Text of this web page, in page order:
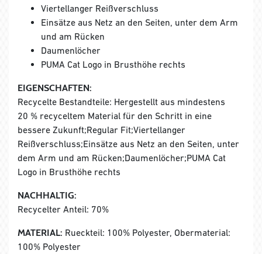
Viertellanger Reißverschluss
Einsätze aus Netz an den Seiten, unter dem Arm
und am Rücken
Daumenlöcher
PUMA Cat Logo in Brusthöhe rechts
EIGENSCHAFTEN:
Recycelte Bestandteile: Hergestellt aus mindestens
20 % recyceltem Material für den Schritt in eine
bessere Zukunft;Regular Fit;Viertellanger
Reißverschluss;Einsätze aus Netz an den Seiten, unter
dem Arm und am Rücken;Daumenlöcher;PUMA Cat
Logo in Brusthöhe rechts
NACHHALTIG:
Recycelter Anteil: 70%
MATERIAL: Rueckteil: 100% Polyester, Obermaterial:
100% Polyester